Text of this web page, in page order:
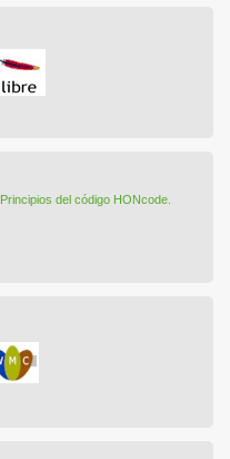
Principios del código HONcode.